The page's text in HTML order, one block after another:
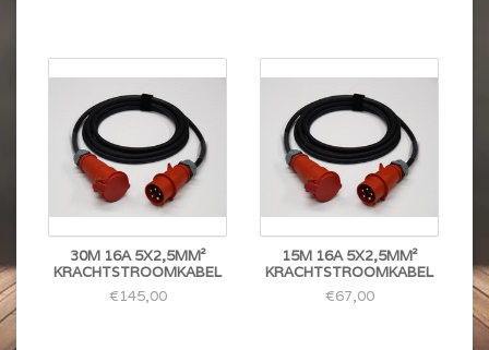
30M 16A 5X2,5MM²
KRACHTSTROOMKABEL
€145,00
15M 16A 5X2,5MM²
KRACHTSTROOMKABEL
€67,00